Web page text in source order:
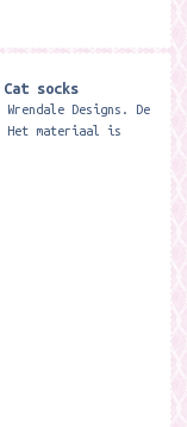
socks
Wrendale Designs. De
Het materiaal is